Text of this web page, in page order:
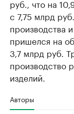
руб., что на
с 7,75 млрд
производства
пришелся на
3,7 млрд руб.
производство
изделий.
Авторы